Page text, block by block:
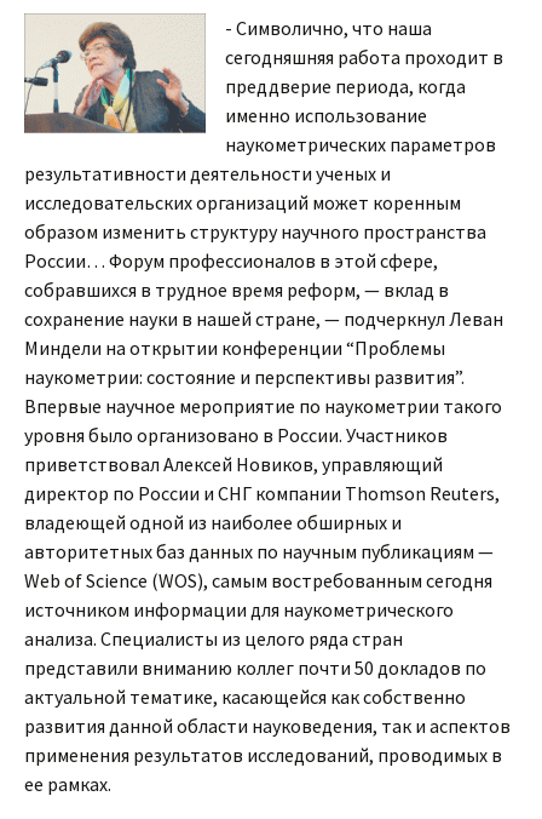
- Символично, что наша
сегодняшняя работа проходит в
преддверие периода, когда
именно использование
наукометрических параметров
результативности деятельности ученых и
исследовательских организаций может коренным
образом изменить структуру научного пространства
России… Форум профессионалов в этой сфере,
собравшихся в трудное время реформ, — вклад в
сохранение науки в нашей стране, — подчеркнул Леван
Миндели на открытии конференции “Проблемы
наукометрии: состояние и перспективы развития”.
Впервые научное мероприятие по наукометрии такого
уровня было организовано в России. Участников
приветствовал Алексей Новиков, управляющий
директор по России и СНГ компании Thomson Reuters,
владеющей одной из наиболее обширных и
авторитетных баз данных по научным публикациям —
Web of Science (WOS), самым востребованным сегодня
источником информации для наукометрического
анализа. Специалисты из целого ряда стран
представили вниманию коллег почти 50 докладов по
актуальной тематике, касающейся как собственно
развития данной области науковедения, так и аспектов
применения результатов исследований, проводимых в
ее рамках.